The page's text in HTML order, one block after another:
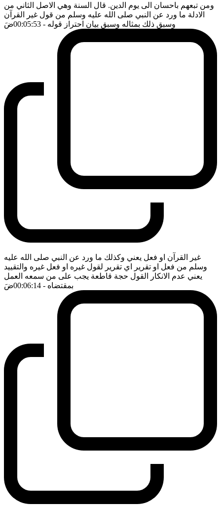
ومن تبعهم باحسان الى يوم الدين. قال السنة وهي الاصل الثاني من
الادلة ما ورد عن النبي صلى الله عليه وسلم من قول غير القرآن
وسبق ذلك بمثاله وسبق بيان احتراز قوله - 00:05:53 ضَ
غير القرآن او فعل يعني وكذلك ما ورد عن النبي صلى الله عليه
وسلم من فعل او تقرير اي تقرير لقول غيره او فعل غيره والتقييد
يعني عدم الانكار القول حجة قاطعة يجب على من سمعه العمل
بمقتضاه - 00:06:14 ضَ